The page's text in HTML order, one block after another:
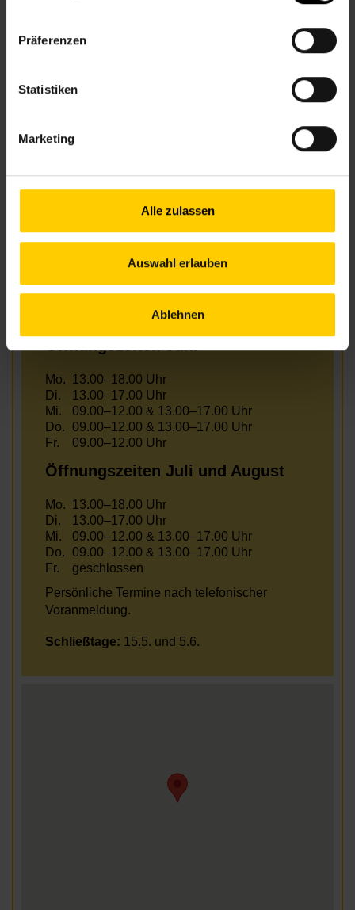
Präferenzen
Statistiken
Marketing
Alle zulassen
Auswahl erlauben
Ablehnen
NACHBARSCHAFTSZENTRUM 17
Kontakt
Nachbarschaftszentren
nachbarschaftszentren.wien
Anfahrt
U6 – Alser Straße
Öffnungszeiten Juni
Mo.
13.00–18.00 Uhr
Di.
13.00–17.00 Uhr
Mi.
09.00–12.00 & 13.00–17.00 Uhr
Do.
09.00–12.00 & 13.00–17.00 Uhr
Fr.
09.00–12.00 Uhr
Öffnungszeiten Juli und August
Mo. 13.00–18.00 Uhr
Di.
13.00–17.00 Uhr
Mi.
09.00–12.00 & 13.00–17.00 Uhr
Do.
09.00–12.00 & 13.00–17.00 Uhr
Fr.
geschlossen
Persönliche Termine nach telefonischer
Voranmeldung.
Schließtage: 15.5. und 5.6.